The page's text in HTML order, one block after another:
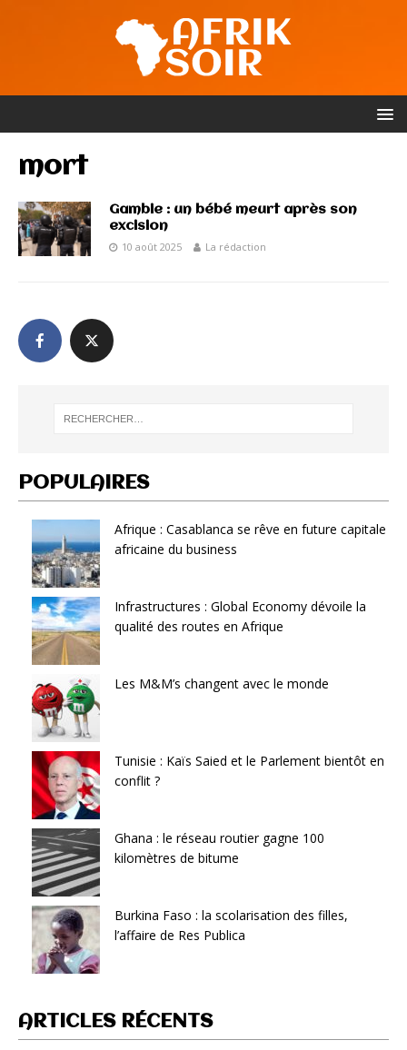
mort
Gambie : un bébé meurt après son
excision
10 août 2025 La rédaction
POPULAIRES
Afrique : Casablanca se rêve en future capitale
africaine du business
Infrastructures : Global Economy dévoile la
qualité des routes en Afrique
Les M&M’s changent avec le monde
Tunisie : Kaïs Saied et le Parlement bientôt en
conflit ?
Ghana : le réseau routier gagne 100
kilomètres de bitume
Burkina Faso : la scolarisation des filles,
l’affaire de Res Publica
ARTICLES RÉCENTS